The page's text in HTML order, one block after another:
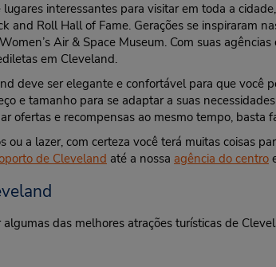
lugares interessantes para visitar em toda a
and Roll Hall of Fame. Gerações se inspiraram
Air & Space Museum. Com suas
em Cleveland.
deve ser elegante e confortável para que
e tamanho para se adaptar a suas
ofertas e recompensas ao mesmo tempo, basta
ou a lazer, com certeza você terá muitas coisas
de Cleveland até a nossa agência do centro
das melhores atrações turísticas de